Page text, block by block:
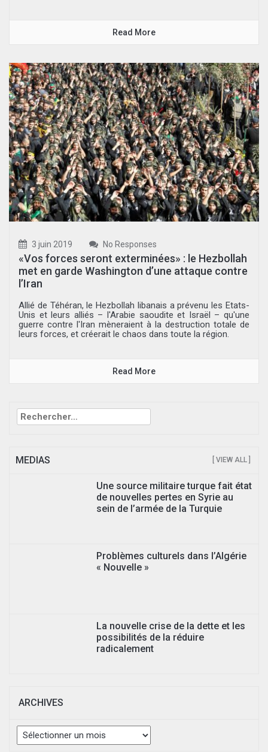
Read More
3 juin 2019 No Responses
«Vos forces seront exterminées» : le Hezbollah
met en garde Washington d’une attaque contre
l’Iran
Allié de Téhéran, le Hezbollah libanais a prévenu les Etats-
Unis et leurs alliés – l'Arabie saoudite et Israël – qu'une
guerre contre l'Iran mèneraient à la destruction totale de
leurs forces, et créerait le chaos dans toute la région.
Read More
Rechercher :
MEDIAS [ VIEW ALL ]
Une source militaire turque fait état
de nouvelles pertes en Syrie au
sein de l’armée de la Turquie
Problèmes culturels dans l’Algérie
« Nouvelle »
La nouvelle crise de la dette et les
possibilités de la réduire
radicalement
ARCHIVES
Archives